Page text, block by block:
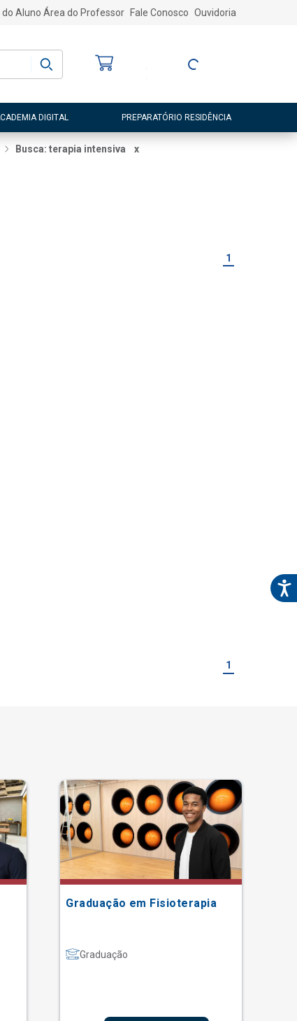
Aluno Área do Professor Fale Conosco Ouvidoria
Entre ou Cadastre-
DIGITAL PREPARATÓRIO RESIDÊNCIA
Busca: terapia intensiva x
1
1
Graduação em Fisioterapia
Graduação